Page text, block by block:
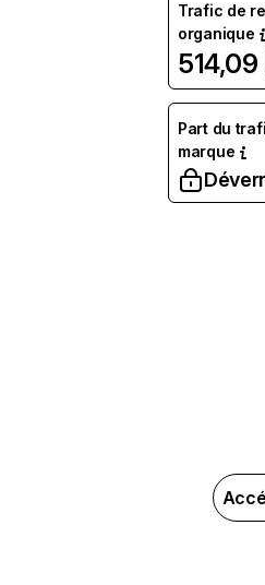
Trafic de
organique
514,09
Part du
marque